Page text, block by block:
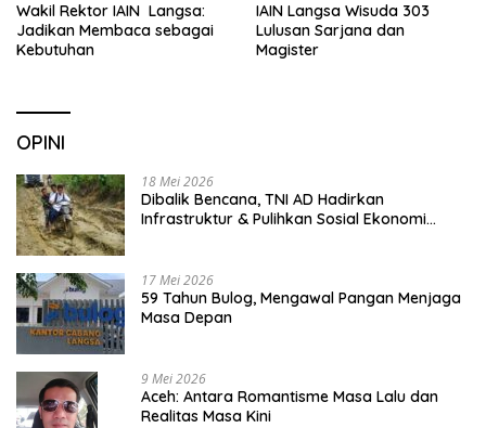
Wakil Rektor IAIN Langsa:
Jadikan Membaca sebagai
Kebutuhan
IAIN Langsa Wisuda 303
Lulusan Sarjana dan
Magister
OPINI
18 Mei 2026
Dibalik Bencana, TNI AD Hadirkan
Infrastruktur & Pulihkan Sosial Ekonomi
17 Mei 2026
59 Tahun Bulog, Mengawal Pangan Menjaga
Masa Depan
9 Mei 2026
Aceh: Antara Romantisme Masa Lalu dan
Realitas Masa Kini